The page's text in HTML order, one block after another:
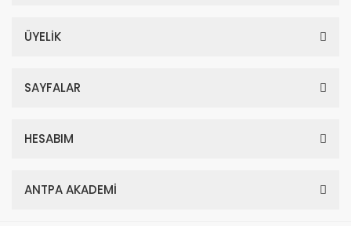
ÜYELİK
SAYFALAR
HESABIM
ANTPA AKADEMİ